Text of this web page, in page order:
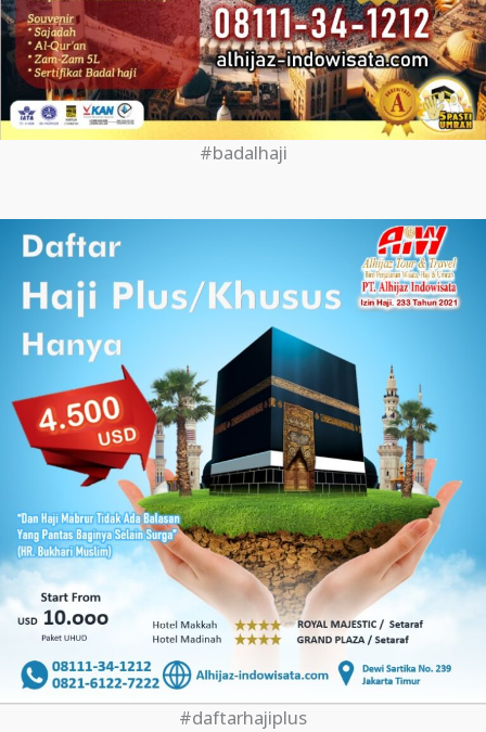
#badalhaji
#daftarhajiplus